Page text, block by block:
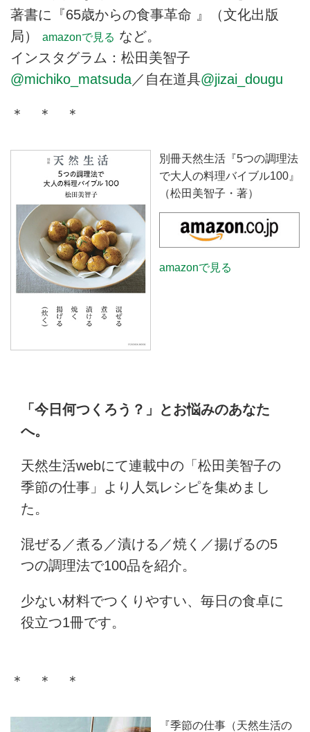
著書に『65歳からの食事革命 』（文化出版
局）
amazonで見る など。
インスタグラム：松田美智子
@michiko_matsuda／自在道具@jizai_dougu
＊ ＊ ＊
別冊天然生活『5つの調理法
で大人の料理バイブル100』
（松田美智子・著）
amazonで見る
「今日何つくろう？」とお悩みのあなた
へ。
天然生活webにて連載中の「松田美智子の
季節の仕事」より人気レシピを集めまし
た。
混ぜる／煮る／漬ける／焼く／揚げるの5
つの調理法で100品を紹介。
少ない材料でつくりやすい、毎日の食卓に
役立つ1冊です。
＊ ＊ ＊
『季節の仕事（天然生活の